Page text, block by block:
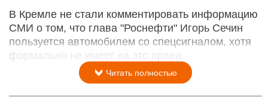
В Кремле не стали комментировать информацию
СМИ о том, что глава "Роснефти" Игорь Сечин
пользуется автомобилем со спецсигналом, хотя
формально не имеет на это права.
Читать полностью